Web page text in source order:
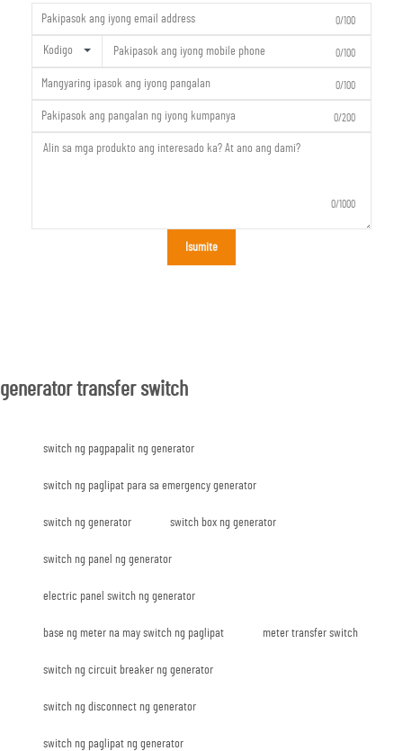
0/100
Kodigo 0/100
0/100
0/200
0/1000
Isumite
generator transfer switch
switch ng pagpapalit ng generator
switch ng paglipat para sa emergency generator
switch ng generator switch box ng generator
switch ng panel ng generator
electric panel switch ng generator
base ng meter na may switch ng paglipat meter transfer switch
switch ng circuit breaker ng generator
switch ng disconnect ng generator
switch ng paglipat ng generator